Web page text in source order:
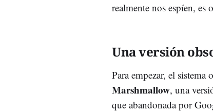
realmente nos espíen, es
Una versión
Para empezar, el
Marshmallow, una
que abandonada por